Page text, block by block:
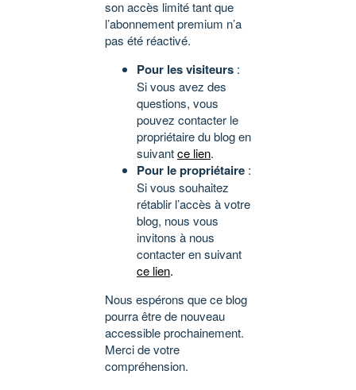
son accès limité tant que
l’abonnement premium n’a
pas été réactivé.
Pour les visiteurs :
Si vous avez des
questions, vous
pouvez contacter le
propriétaire du blog en
suivantce lien.
Pour le propriétaire :
Si vous souhaitez
rétablir l’accès à votre
blog, nous vous
invitons à nous
contacter en suivant
ce lien.
Nous espérons que ce blog
pourra être de nouveau
accessible prochainement.
Merci de votre
compréhension.